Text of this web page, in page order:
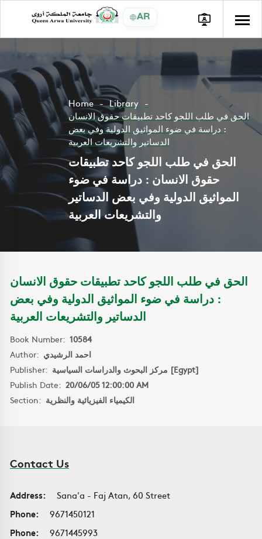
AR
Home
Library
الحق في طلب اللجو كاحد تطبيقات حقوق الانسان
: دراسة في ضوء المواثيق الدولية وفي بعض
الدساتير والتشريعات العربية
الحق في طلب اللجو كاحد تطبيقات
حقوق الانسان : دراسة في ضوء
المواثيق الدولية وفي بعض الدساتير
والتشريعات العربية
الحق في طلب اللجو كاحد تطبيقات حقوق الانسان
: دراسة في ضوء المواثيق الدولية وفي بعض
الدساتير والتشريعات العربية
Book Number: 10584
Author: احمد الرشيدي
Publisher:
مركز البحوث والدراسات السياسية [Egypt]
Publish Date: 20/06/05 12:00:00 AM
Section: الكيمياء الفيزيائية والنظرية
Contact Us
Address:
Sana'a - Faj Atan, 60 Street
Phone:
9671450121
Phone:
9671445993